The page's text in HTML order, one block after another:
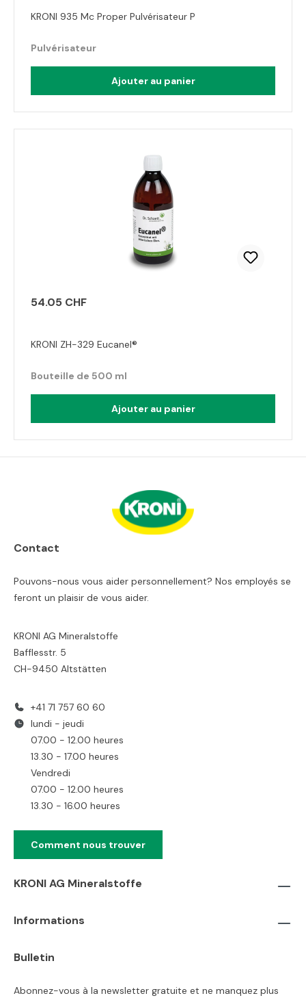
KRONI 935 Mc Proper Pulvérisateur P
Pulvérisateur
Ajouter au panier
54.05 CHF
KRONI ZH-329 Eucanel®
Bouteille de 500 ml
Ajouter au panier
Contact
Pouvons-nous vous aider personnellement? Nos employés se
feront un plaisir de vous aider.
KRONI AG Mineralstoffe
Bafflesstr. 5
CH-9450 Altstätten
+41 71 757 60 60
lundi - jeudi
07.00 - 12.00 heures
13.30 - 17.00 heures
Vendredi
07.00 - 12.00 heures
13.30 - 16.00 heures
Comment nous trouver
KRONI AG Mineralstoffe
Informations
Bulletin
Abonnez-vous à la newsletter gratuite et ne manquez plus